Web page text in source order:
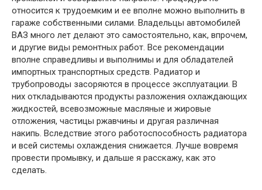
относится к трудоемким и ее вполне можно выполнить в
гараже собственными силами. Владельцы автомобилей
ВАЗ много лет делают это самостоятельно, как, впрочем,
и другие виды ремонтных работ. Все рекомендации
вполне справедливы и выполнимы и для обладателей
импортных транспортных средств. Радиатор и
трубопроводы засоряются в процессе эксплуатации. В
них откладываются продукты разложения охлаждающих
жидкостей, всевозможные масляные и жировые
отложения, частицы ржавчины и другая различная
накипь. Вследствие этого работоспособность радиатора
и всей системы охлаждения снижается. Лучше вовремя
провести промывку, и дальше я расскажу, как это
сделать.